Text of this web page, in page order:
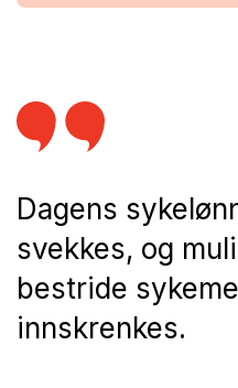
Dagens
svekkes, og
bestride
innskrenkes.